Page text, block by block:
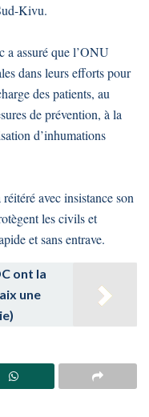
Kivu.
a assuré que l’ONU
dans leurs efforts pour
des patients, au
de prévention, à la
d’inhumations
avec insistance son
les civils et
et sans entrave.
ont la
une